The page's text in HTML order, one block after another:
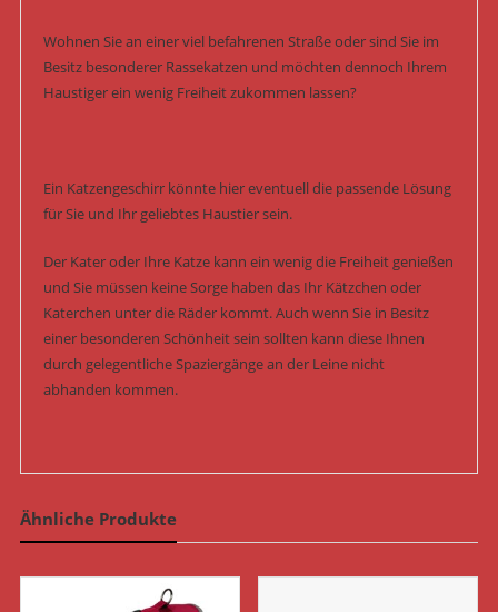
Wohnen Sie an einer viel befahrenen Straße oder sind Sie im
Besitz besonderer Rassekatzen und möchten dennoch Ihrem
Haustiger ein wenig Freiheit zukommen lassen?
Ein Katzengeschirr könnte hier eventuell die passende Lösung
für Sie und Ihr geliebtes Haustier sein.
Der Kater oder Ihre Katze kann ein wenig die Freiheit genießen
und Sie müssen keine Sorge haben das Ihr Kätzchen oder
Katerchen unter die Räder kommt. Auch wenn Sie in Besitz
einer besonderen Schönheit sein sollten kann diese Ihnen
durch gelegentliche Spaziergänge an der Leine nicht
abhanden kommen.
Ähnliche Produkte